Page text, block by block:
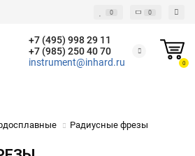
0 0
+7 (495) 998 29 11
+7 (985) 250 40 70
instrument@inhard.ru
0
Радиусные фрезы